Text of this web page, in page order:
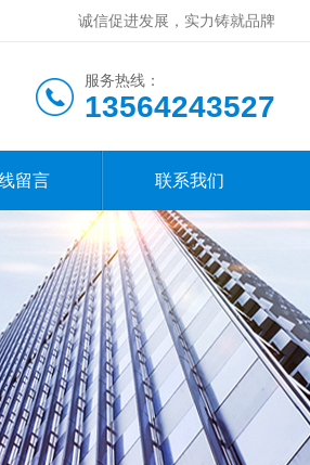
诚信促进发展，实力铸就品牌
服务热线：
13564243527
留言 联系我们